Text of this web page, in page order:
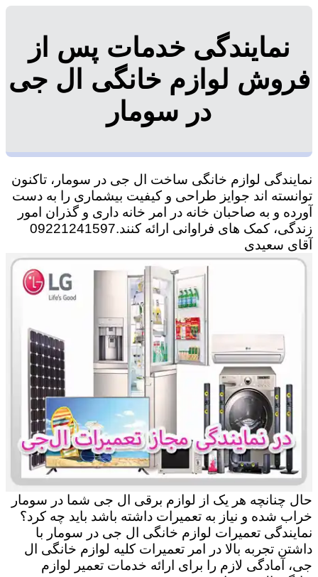
نمایندگی خدمات پس از
فروش لوازم خانگی ال جی
در سومار
نمایندگی لوازم خانگی ساخت ال جی در سومار، تاکنون
توانسته اند جوایز طراحی و کیفیت بیشماری را به دست
آورده و به صاحبان خانه در امر خانه داری و گذران امور
زندگی، کمک های فراوانی ارائه کنند.09221241597
آقای سعیدی
حال چنانچه هر یک از لوازم برقی ال جی شما در سومار
خراب شده و نیاز به تعمیرات داشته باشد باید چه کرد؟
نمایندگی تعمیرات لوازم خانگی ال جی در سومار با
داشتن تجربه بالا در امر تعمیرات کلیه لوازم خانگی ال
جی، آمادگی لازم را برای ارائه خدمات تعمیر لوازم